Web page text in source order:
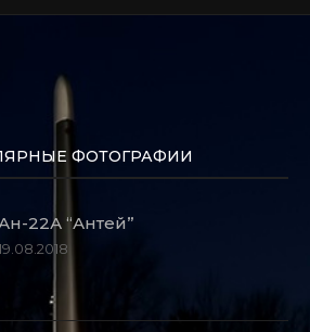
ФОТОГРАФИИ
22А “Антей”